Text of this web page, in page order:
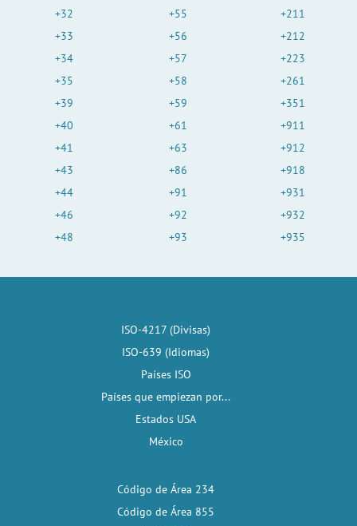
+32
+33
+34
+35
+39
+40
+41
+43
+44
+46
+48
+55
+56
+57
+58
+59
+61
+63
+86
+91
+92
+93
+211
+212
+223
+261
+351
+911
+912
+918
+931
+932
+935
ISO-4217 (Divisas)
ISO-639 (Idiomas)
Países ISO
Países que empiezan por...
Estados USA
México
Código de Área 234
Código de Área 855